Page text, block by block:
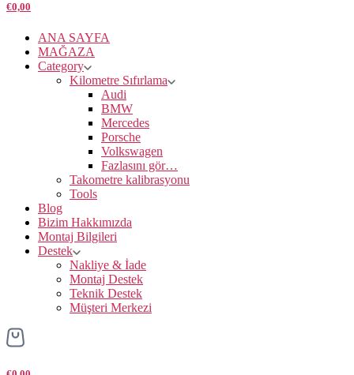
€0,00
ANA SAYFA
MAĞAZA
Category
Kilometre Sıfırlama
Audi
BMW
Mercedes
Porsche
Volkswagen
Fazlasını gör…
Takometre kalibrasyonu
Tools
Blog
Bizim Hakkımızda
Montaj Bilgileri
Destek
Nakliye & İade
Montaj Destek
Teknik Destek
Müşteri Merkezi